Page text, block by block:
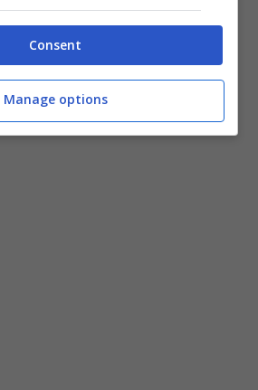
la Juve non è certa – (ANSA) –
Consent
Manage options